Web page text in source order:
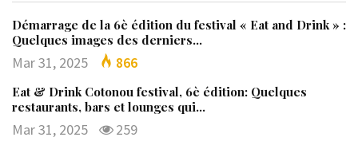
Démarrage de la 6è édition du festival « Eat and Drink » :
Quelques images des derniers…
Mar 31, 2025 866
Eat & Drink Cotonou festival, 6è édition: Quelques
restaurants, bars et lounges qui…
Mar 31, 2025 259